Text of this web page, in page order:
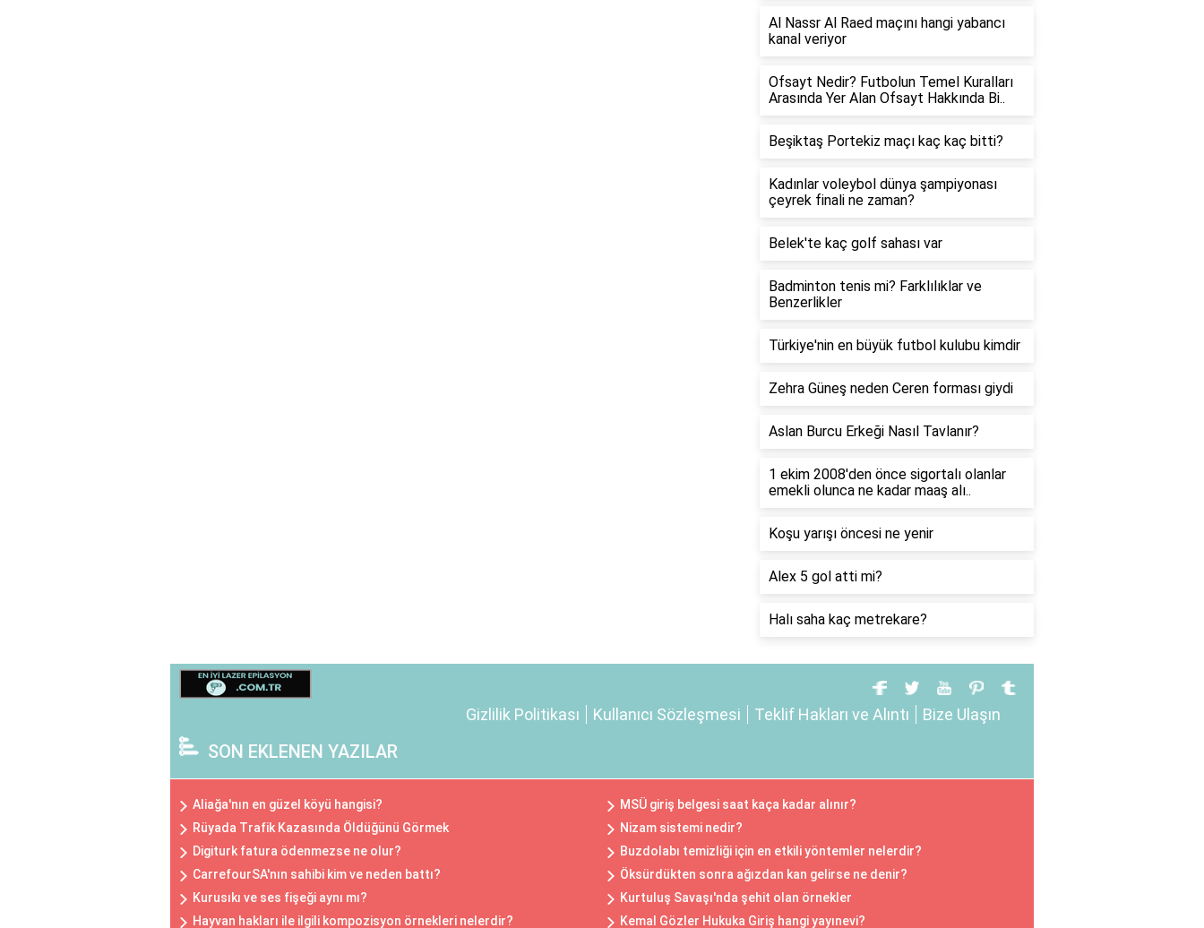
Al Nassr Al Raed maçını hangi yabancı
kanal veriyor
Ofsayt Nedir? Futbolun Temel Kuralları
Arasında Yer Alan Ofsayt Hakkında Bi..
Beşiktaş Portekiz maçı kaç kaç bitti?
Kadınlar voleybol dünya şampiyonası
çeyrek finali ne zaman?
Belek'te kaç golf sahası var
Badminton tenis mi? Farklılıklar ve
Benzerlikler
Türkiye'nin en büyük futbol kulubu kimdir
Zehra Güneş neden Ceren forması giydi
Aslan Burcu Erkeği Nasıl Tavlanır?
1 ekim 2008'den önce sigortalı olanlar
emekli olunca ne kadar maaş alı..
Koşu yarışı öncesi ne yenir
Alex 5 gol atti mi?
Halı saha kaç metrekare?
Gizlilik Politikası Kullanıcı Sözleşmesi Teklif Hakları ve Alıntı Bize Ulaşın
SON EKLENEN YAZILAR
Aliağa'nın en güzel köyü hangisi?
MSÜ giriş belgesi saat kaça kadar alınır?
Rüyada Trafik Kazasında Öldüğünü Görmek
Nizam sistemi nedir?
Digiturk fatura ödenmezse ne olur?
Buzdolabı temizliği için en etkili yöntemler nelerdir?
CarrefourSA'nın sahibi kim ve neden battı?
Öksürdükten sonra ağızdan kan gelirse ne denir?
Kurusıkı ve ses fişeği aynı mı?
Kurtuluş Savaşı'nda şehit olan örnekler
Hayvan hakları ile ilgili kompozisyon örnekleri nelerdir?
Kemal Gözler Hukuka Giriş hangi yayınevi?